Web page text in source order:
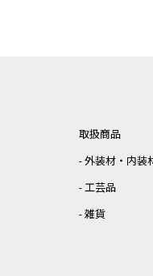
取扱商品
外装材・内装
工芸品
雑貨